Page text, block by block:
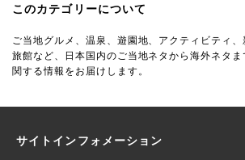
このカテゴリーについて
ご当地グルメ、温泉、遊園地、アクティビティ、
旅館など、日本国内のご当地ネタから海外ネタ
関する情報をお届けします。
サイトインフォメーション